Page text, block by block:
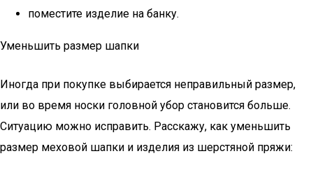
поместите изделие на банку.
Уменьшить размер шапки
Иногда при покупке выбирается неправильный размер,
или во время носки головной убор становится больше.
Ситуацию можно исправить. Расскажу, как уменьшить
размер меховой шапки и изделия из шерстяной пряжи: